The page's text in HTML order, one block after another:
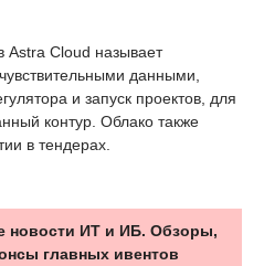
Cloud называет
данными,
и запуск проектов, для
контур. Облако также
в тендерах.
новости ИТ и ИБ. Обзоры,
главных ивентов